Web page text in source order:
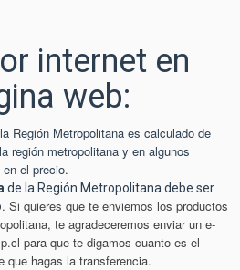
internet en
web:
Región Metropolitana es calculado de
región metropolitana y en algunos
el precio.
de la Región Metropolitana debe ser
. Si quieres que te enviemos los productos
te agradeceremos enviar un e-
para que te digamos cuanto es el
que hagas la transferencia.